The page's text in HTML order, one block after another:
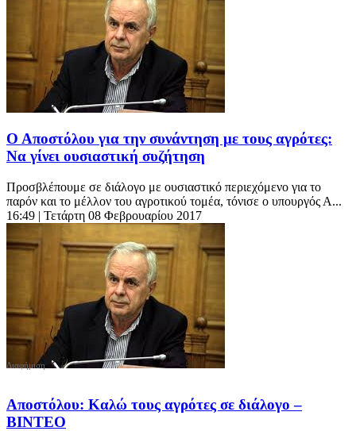
Ο Αποστόλου για την συνάντηση με τους αγρότες:
Να γίνει ουσιαστική συζήτηση
Προσβλέπουμε σε διάλογο με ουσιαστικό περιεχόμενο για το
παρόν και το μέλλον του αγροτικού τομέα, τόνισε ο υπουργός Α...
16:49 | Τετάρτη 08 Φεβρουαρίου 2017
Αποστόλου: Καλώ τους αγρότες σε διάλογο –
ΒΙΝΤΕΟ